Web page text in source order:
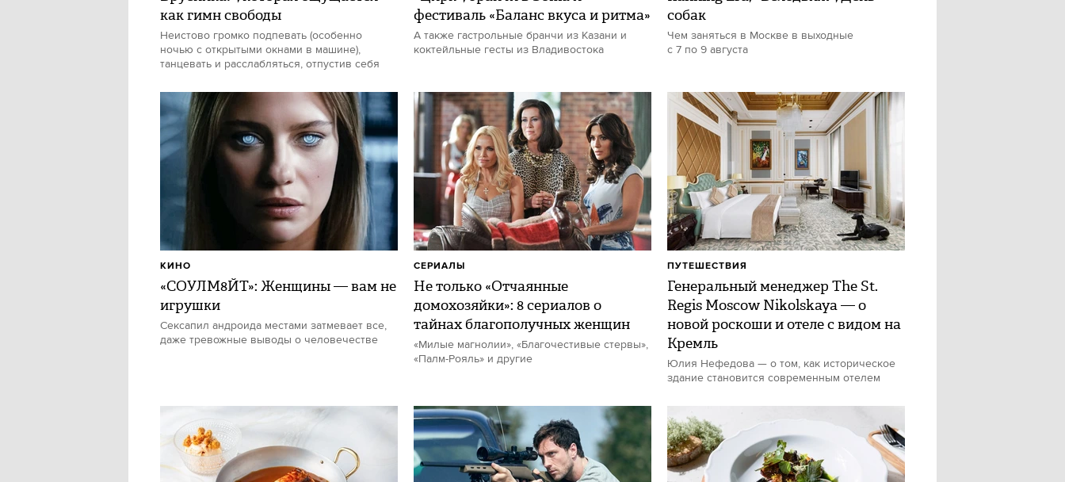
как гимн свободы
Неистово громко подпевать (особенно
ночью с открытыми окнами в машине),
танцевать и расслабляться, отпустив себя
фестиваль «Баланс вкуса и ритма»
А также гастрольные бранчи из Казани и
коктейльные гесты из Владивостока
собак
Чем заняться в Москве в выходные
с 7 по 9 августа
«СОУЛМ8ЙТ»: Женщины — вам не
игрушки
Сексапил андроида местами затмевает все,
даже тревожные выводы о человечестве
КИНО
Не только «Отчаянные
домохозяйки»: 8 сериалов о
тайнах благополучных женщин
«Милые магнолии», «Благочестивые стервы»,
«Палм-Рояль» и другие
СЕРИАЛЫ
Генеральный менеджер The St.
Regis Moscow Nikolskaya — о
новой роскоши и отеле с видом на
Кремль
Юлия Нефедова — о том, как историческое
здание становится современным отелем
ПУТЕШЕСТВИЯ